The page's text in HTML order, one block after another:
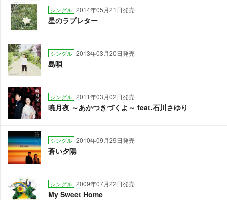
シングル 2014年05月21日発売
星のラブレター
シングル 2013年03月20日発売
島唄
シングル 2011年03月02日発売
暁月夜 ～あかつきづくよ～ feat.石川さゆり
シングル 2010年09月29日発売
蒼い夕陽
シングル 2009年07月22日発売
My Sweet Home